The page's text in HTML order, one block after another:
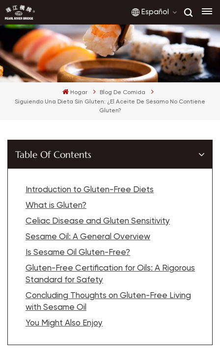
Español
English
français
español
Hogar
Blog De Comida
Siguiendo Una Dieta Sin Gluten: ¿el Aceite De Sésamo No Contiene
Gluten?
Table Of Contents
Introduction to Gluten-Free Diets
What is Gluten?
Celiac Disease and Gluten Sensitivity
Sesame Oil: A General Overview
Is Sesame Oil Gluten-Free?
Gluten-Free Certification for Oils: A Rigorous
Standard for Safety
Concluding Thoughts on Gluten-Free Living
with Sesame Oil
You Might Also Enjoy